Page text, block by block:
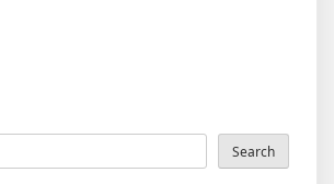
Search